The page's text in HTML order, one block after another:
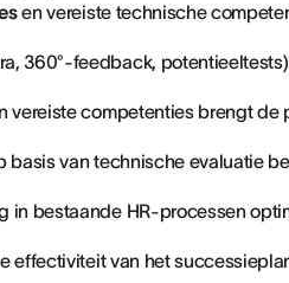
en vereiste technische
360°-feedback,
vereiste competenties brengt
van technische evaluatie
in bestaande HR-processen
effectiviteit van het